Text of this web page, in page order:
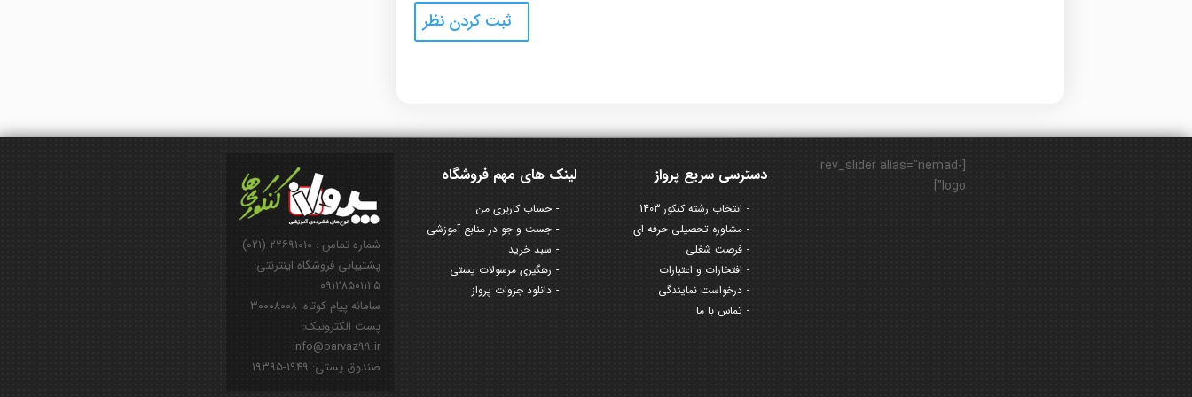
شماره تماس : ۲۲۶۹۱۰۱۰-(۰۲۱)
پشتیبانی فروشگاه اینترنتی:
۰۹۱۲۸۵۰۱۱۲۵
سامانه پیام کوتاه: ۳۰۰۰۸۰۰۸
پست الکترونیک:
info@parvaz99.ir
صندوق پستی: ۱۹۴۹-۱۹۳۹۵
لینک های مهم فروشگاه
حساب کاربری من
جست و جو در منابع آموزشی
سبد خرید
رهگیری مرسولات پستی
دانلود جزوات پرواز
دسترسی سریع پرواز
انتخاب رشته کنکور 1403
مشاوره تحصیلی حرفه ای
فرصت شغلی
افتخارات و اعتبارات
درخواست نمایندگی
تماس با ما
[rev_slider alias="nemad-
logo"]